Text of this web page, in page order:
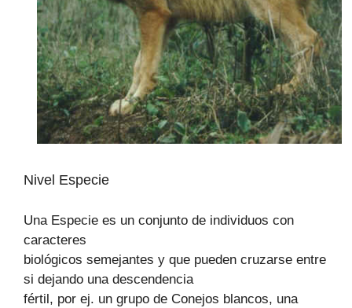
Nivel Especie
Una Especie es un conjunto de individuos con
caracteres
biológicos semejantes y que pueden cruzarse entre
si dejando una descendencia
fértil, por ej. un grupo de Conejos blancos, una